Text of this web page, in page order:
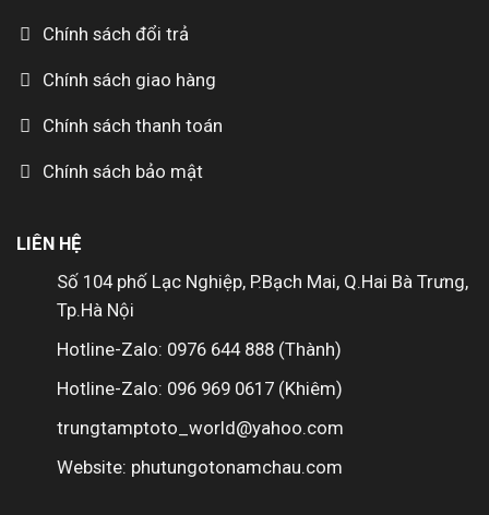
Chính sách đổi trả
Chính sách giao hàng
Chính sách thanh toán
Chính sách bảo mật
LIÊN HỆ
Số 104 phố Lạc Nghiệp, P.Bạch Mai, Q.Hai Bà Trưng,
Tp.Hà Nội
Hotline-Zalo: 0976 644 888 (Thành)
Hotline-Zalo: 096 969 0617 (Khiêm)
trungtamptoto_world@yahoo.com
Website: phutungotonamchau.com